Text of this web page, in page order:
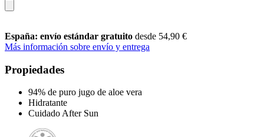
España: envío estándar gratuito desde 54,90 €
Más información sobre envío y entrega
Propiedades
94% de puro jugo de aloe vera
Hidratante
Cuidado After Sun